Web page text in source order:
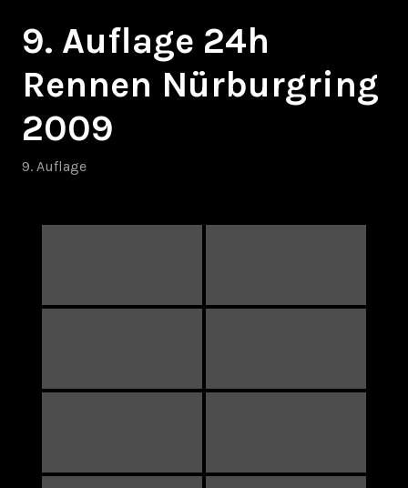
9. Auflage 24h
Rennen Nürburgring
2009
9. Auflage